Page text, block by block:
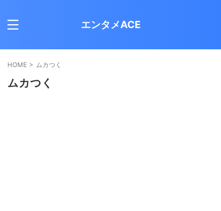
エンタメACE
HOME > ムカつく
ムカつく